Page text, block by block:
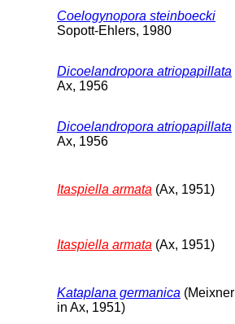
Coelogynopora steinboecki
Sopott-Ehlers, 1980
Dicoelandropora atriopapillata
Ax, 1956
Dicoelandropora atriopapillata
Ax, 1956
Itaspiella armata (Ax, 1951)
Itaspiella armata (Ax, 1951)
Kataplana germanica (Meixner
in Ax, 1951)